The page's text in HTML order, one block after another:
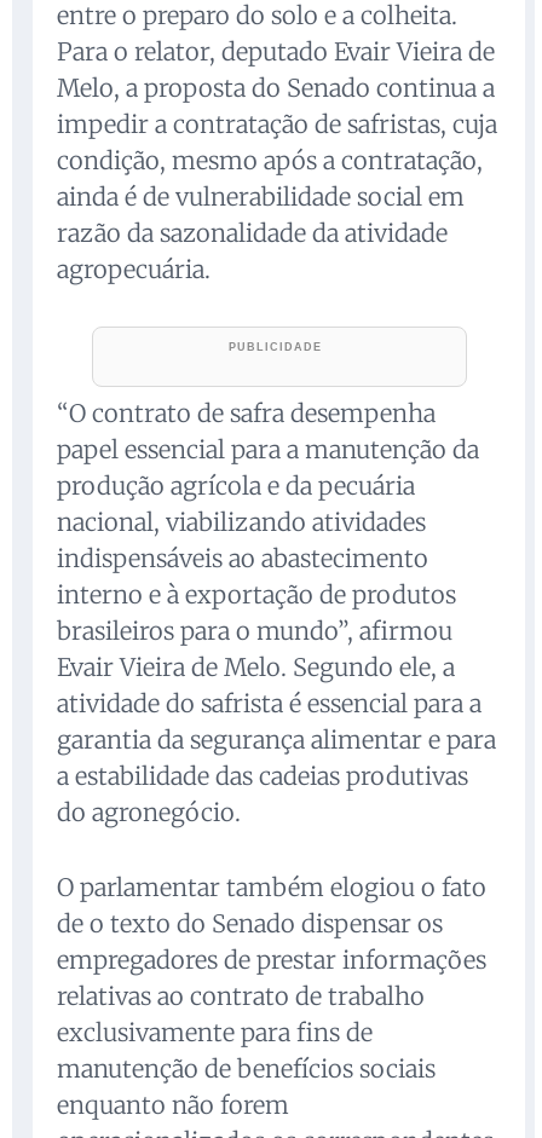
entre o preparo do solo e a colheita.
Para o relator, deputado Evair Vieira de
Melo, a proposta do Senado continua a
impedir a contratação de safristas, cuja
condição, mesmo após a contratação,
ainda é de vulnerabilidade social em
razão da sazonalidade da atividade
agropecuária.
“O contrato de safra desempenha
papel essencial para a manutenção da
produção agrícola e da pecuária
nacional, viabilizando atividades
indispensáveis ao abastecimento
interno e à exportação de produtos
brasileiros para o mundo”, afirmou
Evair Vieira de Melo. Segundo ele, a
atividade do safrista é essencial para a
garantia da segurança alimentar e para
a estabilidade das cadeias produtivas
do agronegócio.
O parlamentar também elogiou o fato
de o texto do Senado dispensar os
empregadores de prestar informações
relativas ao contrato de trabalho
exclusivamente para fins de
manutenção de benefícios sociais
enquanto não forem